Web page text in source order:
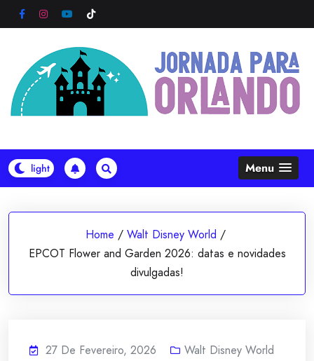
to
Menu
Home / Walt Disney World /
EPCOT Flower and Garden 2026: datas e novidades
divulgadas!
27 De Fevereiro, 2026 Walt Disney World